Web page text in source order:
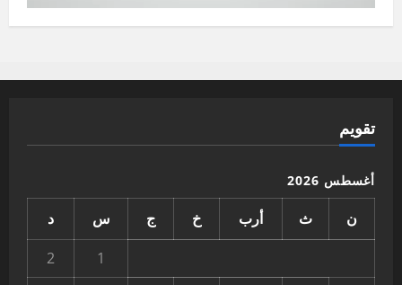
تقويم
أغسطس 2026
ن ث أرب خ ج س
د
1
2